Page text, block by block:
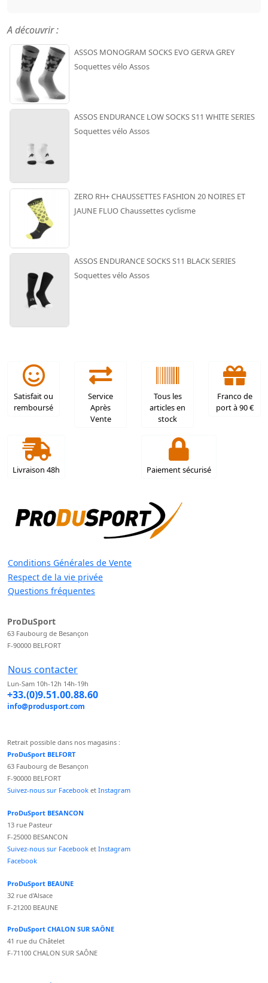
A découvrir :
ASSOS MONOGRAM SOCKS EVO GERVA GREY
Soquettes vélo Assos
ASSOS ENDURANCE LOW SOCKS S11 WHITE SERIES
Soquettes vélo Assos
ZERO RH+ CHAUSSETTES FASHION 20 NOIRES ET
JAUNE FLUO Chaussettes cyclisme
ASSOS ENDURANCE SOCKS S11 BLACK SERIES
Soquettes vélo Assos
Satisfait ou
remboursé
Service
Après
Vente
Tous les
articles en
stock
Franco de
port à 90 €
Livraison 48h Paiement sécurisé
Conditions Générales de Vente
Respect de la vie privée
Questions fréquentes
ProDuSport
63 Faubourg de Besançon
F-90000 BELFORT
Nous contacter
Lun-Sam 10h-12h 14h-19h
+33.(0)9.51.00.88.60
info@produsport.com
Retrait possible dans nos magasins :
ProDuSport BELFORT
63 Faubourg de Besançon
F-90000 BELFORT
Suivez-nous sur Facebook et Instagram
ProDuSport BESANCON
13 rue Pasteur
F-25000 BESANCON
Suivez-nous sur Facebook et Instagram
Facebook
ProDuSport BEAUNE
32 rue d'Alsace
F-21200 BEAUNE
ProDuSport CHALON SUR SAÔNE
41 rue du Châtelet
F-71100 CHALON SUR SAÔNE